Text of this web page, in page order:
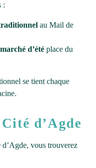
:
au Mail de
d’été place du
se tient chaque
d’Agde
vous trouverez